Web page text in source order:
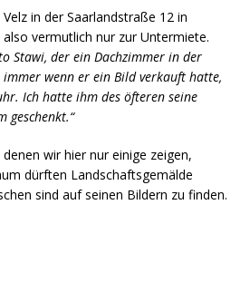
in der Saarlandstraße 12 in
vermutlich nur zur Untermiete.
Stawi, der ein Dachzimmer in der
wenn er ein Bild verkauft hatte,
Ich hatte ihm des öfteren seine
geschenkt.“
wir hier nur einige zeigen,
dürften Landschaftsgemälde
sind auf seinen Bildern zu finden.